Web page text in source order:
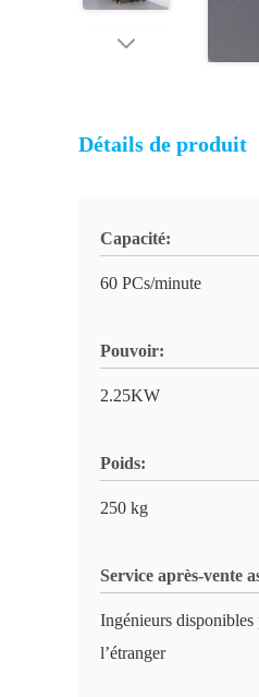
Détails de produit
Capacité:
60 PCs/minute
Pouvoir:
2.25KW
Poids:
250 kg
Service après-vente
Ingénieurs disponibles
l’étranger